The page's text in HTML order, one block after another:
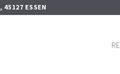
ESSEN